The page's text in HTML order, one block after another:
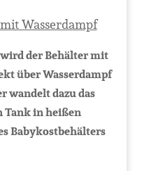
Wasserdampf
der Behälter mit
über Wasserdampf
wandelt dazu das
Tank in heißen
Babykostbehälters